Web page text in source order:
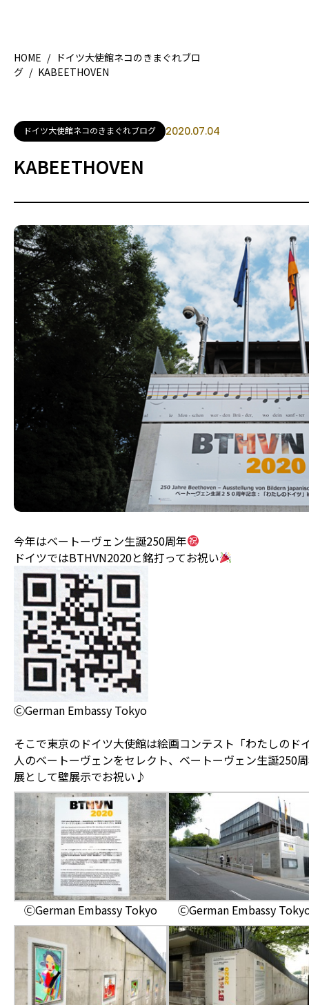
地域別ガイド
観光ガイド
著者一覧
ライター募集
HOME / ドイツ大使館ネコのきまぐれブロ
グ / KABEETHOVEN
ドイツ大使館ネコのきまぐれブログ 2020.07.04
KABEETHOVEN
今年はベートーヴェン生誕250周年
ドイツではBTHVN2020と銘打ってお祝い
ⒸGerman Embassy Tokyo
そこで東京のドイツ大使館は絵画コンテスト「わたしのド
人のベートーヴェンをセレクト、ベートーヴェン生誕250
展として壁展示でお祝い♪
ⒸGerman Embassy Tokyo ⒸGerman Embassy